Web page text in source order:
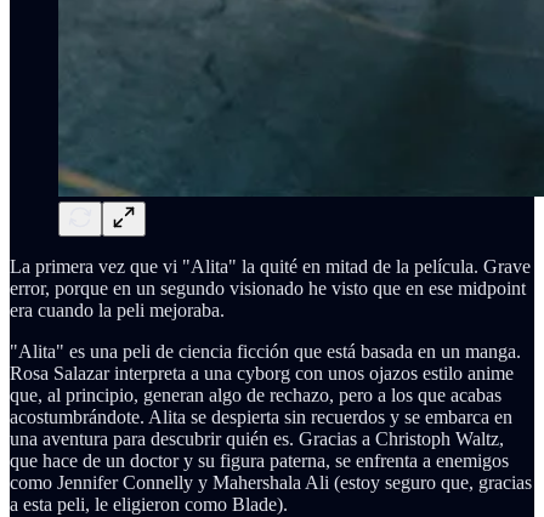
La primera vez que vi "Alita" la quité en mitad de la película. Grave
error, porque en un segundo visionado he visto que en ese midpoint
era cuando la peli mejoraba.
"Alita" es una peli de ciencia ficción que está basada en un manga.
Rosa Salazar interpreta a una cyborg con unos ojazos estilo anime
que, al principio, generan algo de rechazo, pero a los que acabas
acostumbrándote. Alita se despierta sin recuerdos y se embarca en
una aventura para descubrir quién es. Gracias a Christoph Waltz,
que hace de un doctor y su figura paterna, se enfrenta a enemigos
como Jennifer Connelly y Mahershala Ali (estoy seguro que, gracias
a esta peli, le eligieron como Blade).